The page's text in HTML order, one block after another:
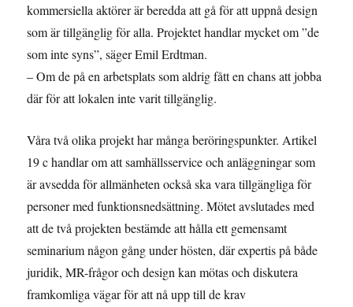
kommersiella aktörer är beredda att gå för att uppnå design
som är tillgänglig för alla. Projektet handlar mycket om ”de
som inte syns”, säger Emil Erdtman.
– Om de på en arbetsplats som aldrig fått en chans att jobba
där för att lokalen inte varit tillgänglig.
Våra två olika projekt har många beröringspunkter. Artikel
19 c handlar om att samhällsservice och anläggningar som
är avsedda för allmänheten också ska vara tillgängliga för
personer med funktionsnedsättning. Mötet avslutades med
att de två projekten bestämde att hålla ett gemensamt
seminarium någon gång under hösten, där expertis på både
juridik, MR-frågor och design kan mötas och diskutera
framkomliga vägar för att nå upp till de krav